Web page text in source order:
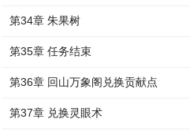
第34章 朱果树
第35章 任务结束
第36章 回山万象阁兑换贡献点
第37章 兑换灵眼术